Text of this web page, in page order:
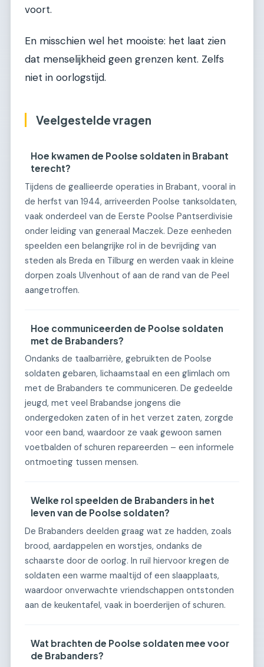
voort.
En misschien wel het mooiste: het laat zien
dat menselijkheid geen grenzen kent. Zelfs
niet in oorlogstijd.
Veelgestelde vragen
Hoe kwamen de Poolse soldaten in Brabant
terecht?
Tijdens de geallieerde operaties in Brabant, vooral in
de herfst van 1944, arriveerden Poolse tanksoldaten,
vaak onderdeel van de Eerste Poolse Pantserdivisie
onder leiding van generaal Maczek. Deze eenheden
speelden een belangrijke rol in de bevrijding van
steden als Breda en Tilburg en werden vaak in kleine
dorpen zoals Ulvenhout of aan de rand van de Peel
aangetroffen.
Hoe communiceerden de Poolse soldaten
met de Brabanders?
Ondanks de taalbarrière, gebruikten de Poolse
soldaten gebaren, lichaamstaal en een glimlach om
met de Brabanders te communiceren. De gedeelde
jeugd, met veel Brabandse jongens die
ondergedoken zaten of in het verzet zaten, zorgde
voor een band, waardoor ze vaak gewoon samen
voetbalden of schuren repareerden – een informele
ontmoeting tussen mensen.
Welke rol speelden de Brabanders in het
leven van de Poolse soldaten?
De Brabanders deelden graag wat ze hadden, zoals
brood, aardappelen en worstjes, ondanks de
schaarste door de oorlog. In ruil hiervoor kregen de
soldaten een warme maaltijd of een slaapplaats,
waardoor onverwachte vriendschappen ontstonden
aan de keukentafel, vaak in boerderijen of schuren.
Wat brachten de Poolse soldaten mee voor
de Brabanders?